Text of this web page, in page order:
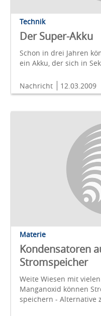
Technik
Der Super-Akku
Schon in drei Jahren
ein Akku, der sich in
Nachricht 12.03.2009
Materie
Kondensatoren
Stromspeicher
Weite Wiesen mit
Manganoxid können
speichern - Alternative